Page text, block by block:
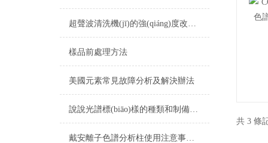
超聲波清洗機(jī)的強(qiáng)度改如何測(cè)試？
樣品前處理方法
美國元素常見故障分析及解決辦法
說說光譜標(biāo)樣的種類和制備方法
戴安離子色譜分析柱使用注意事項(xiàng)詳解
共 3 條